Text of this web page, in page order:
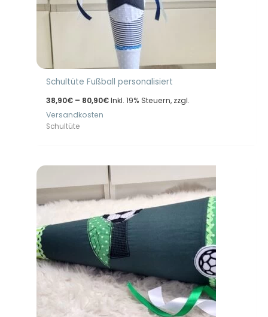
Schultüte Fußball personalisiert
38,90€ – 80,90€Preisspanne:
Inkl. 19% Steuern, zzgl.
Versandkosten
Schultüte